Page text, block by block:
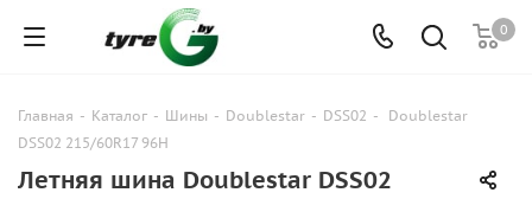
0
Главная - Каталог - Шины - Doublestar - DSS02 -
Doublestar
DSS02 215/60R17 96H
Летняя шина Doublestar DSS02